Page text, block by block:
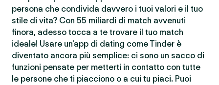
persona che condivida davvero i tuoi valori e il tuo
stile di vita? Con 55 miliardi di match avvenuti
finora, adesso tocca a te trovare il tuo match
ideale! Usare un'app di dating come Tinder è
diventato ancora più semplice: ci sono un sacco di
funzioni pensate per metterti in contatto con tutte
le persone che ti piacciono o a cui tu piaci. Puoi